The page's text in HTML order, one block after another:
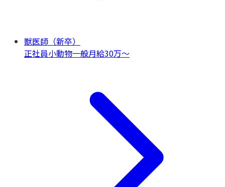
獣医師（新卒）
正社員小動物一般月給30万〜